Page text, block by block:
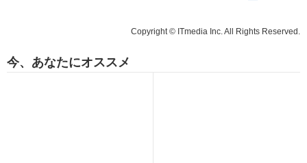
Copyright © ITmedia Inc. All Rights Reserved.
今、あなたにオススメ